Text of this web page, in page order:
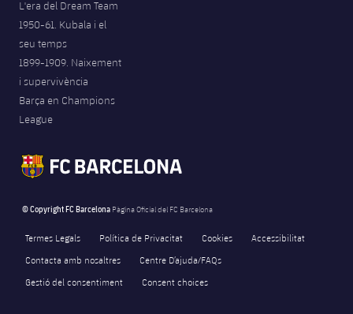
Calendari
Classificació
Voleibol masculí
Voleibol femení
Apunta't a les amateurs
Carnet de l'Esportista Amateur
PLUSICON
MÉS
League of Legends
VALORANT Rising
L'era del Dream Team
1950-61. Kubala i el
seu temps
1899-1909. Naixement
i supervivència
Barça en Champions
League
© Copyright FC Barcelona Pàgina Oficial del FC Barcelona
Termes Legals Política de Privacitat Cookies
Accessibilitat
Contacta amb nosaltres
Centre D’ajuda/FAQs
Gestió del consentiment
Consent choices